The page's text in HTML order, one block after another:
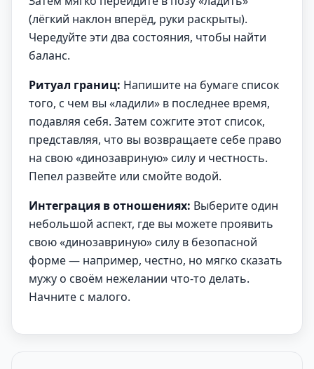
(лёгкий наклон вперёд, руки раскрыты).
Чередуйте эти два состояния, чтобы найти
баланс.
Ритуал границ: Напишите на бумаге список
того, с чем вы «ладили» в последнее время,
подавляя себя. Затем сожгите этот список,
представляя, что вы возвращаете себе право
на свою «динозавриную» силу и честность.
Пепел развейте или смойте водой.
Интеграция в отношениях: Выберите один
небольшой аспект, где вы можете проявить
свою «динозавриную» силу в безопасной
форме — например, честно, но мягко сказать
мужу о своём нежелании что-то делать.
Начните с малого.